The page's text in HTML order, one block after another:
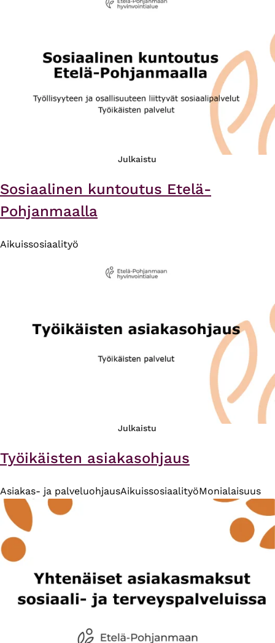
Julkaistu
Sosiaalinen kuntoutus Etelä-
Pohjanmaalla
Aikuissosiaalityö
Julkaistu
Työikäisten asiakasohjaus
Asiakas- ja palveluohjausAikuissosiaalityöMonialaisuus